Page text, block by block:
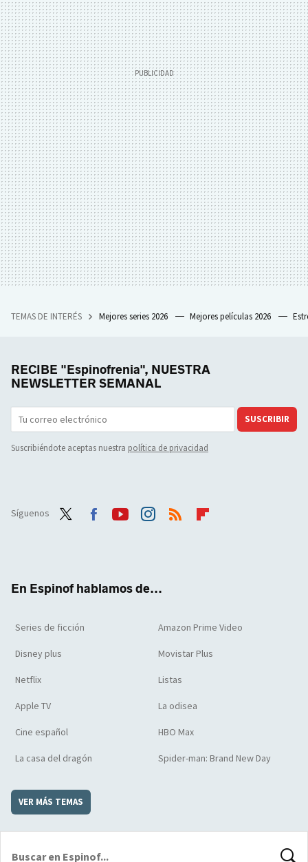
TEMAS DE INTERÉS Mejores series 2026 Mejores películas 2026
RECIBE "Espinofrenia", NUESTRA
NEWSLETTER SEMANAL
SUSCRIBIR
Suscribiéndote aceptas nuestra política de privacidad
Síguenos
En Espinof hablamos de...
Series de ficción Amazon Prime Video
Disney plus Movistar Plus
Netflix Listas
Apple TV La odisea
Cine español HBO Max
La casa del dragón Spider-man: Brand New Day
VER MÁS TEMAS